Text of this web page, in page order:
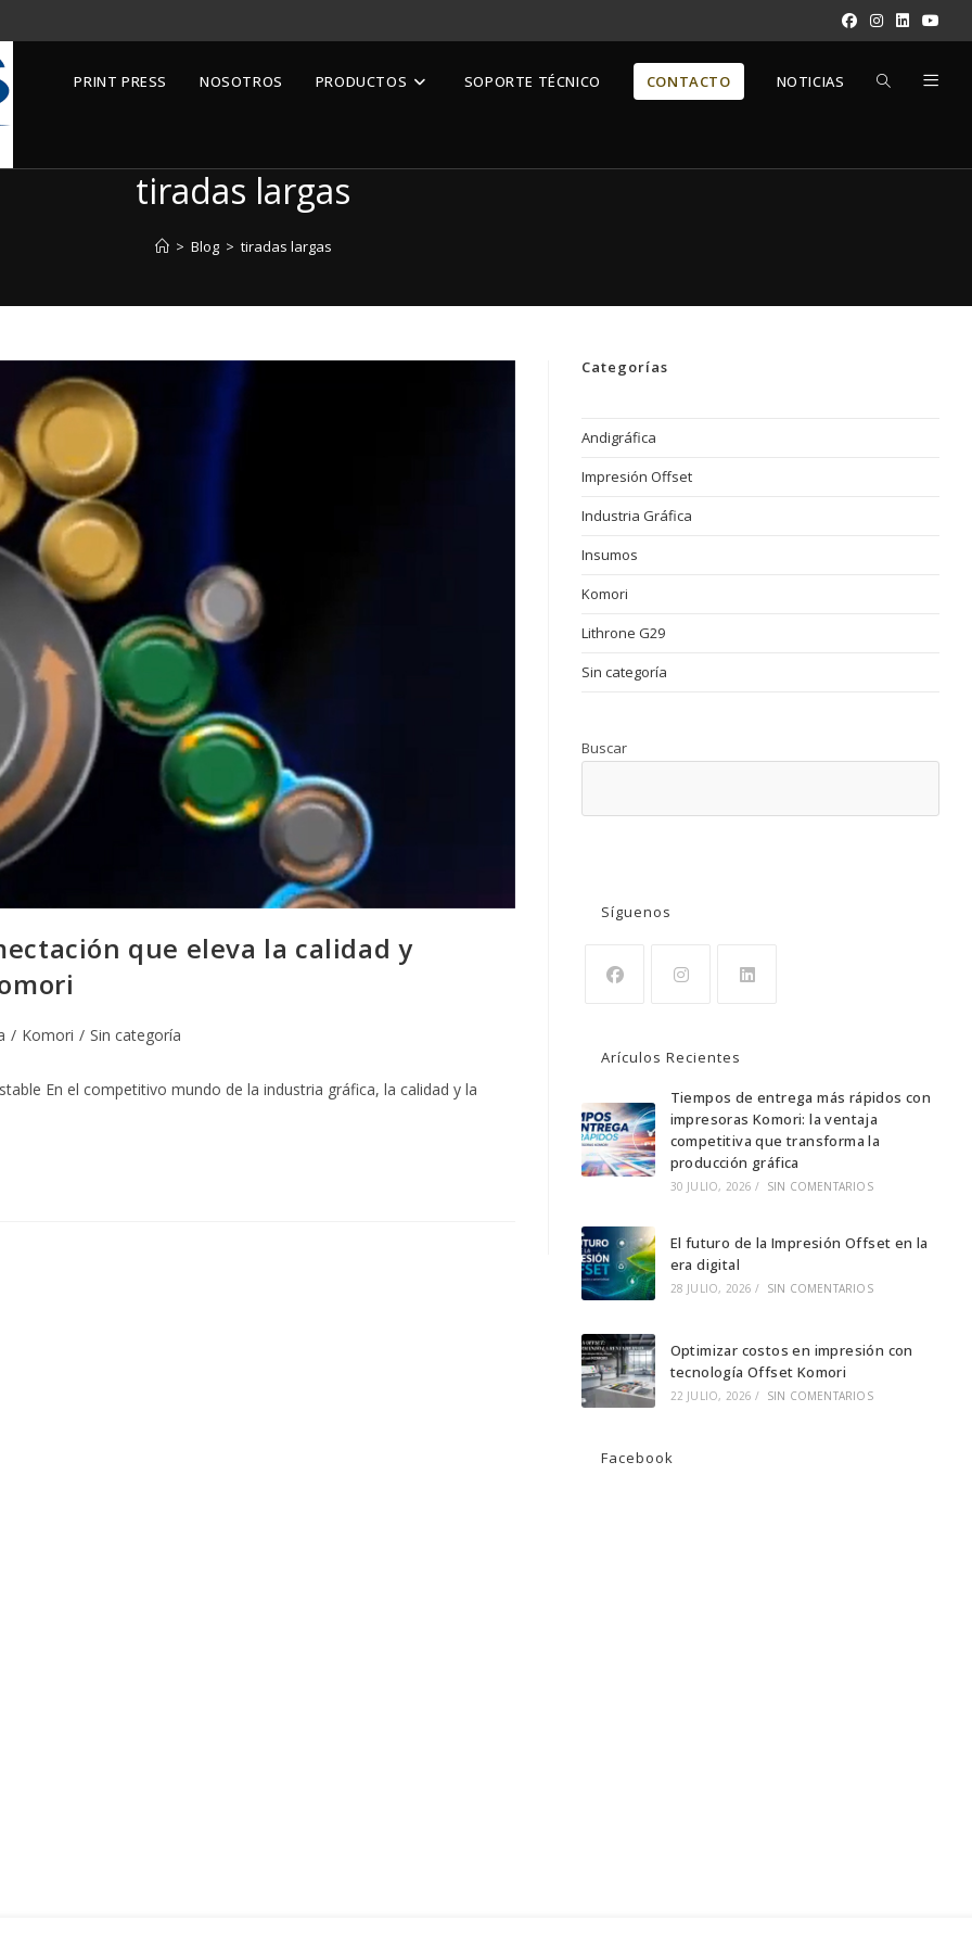
PRINT PRESS NOSOTROS PRODUCTOS SOPORTE TÉCNICO CONTACTO NOTICIAS ALTERNAR
tiradas largas
> Blog > tiradas largas
que eleva la calidad y
/ Komori / Sin categoría
En el competitivo mundo de la industria gráfica, la calidad y la
Categorías
Andigráfica
Impresión Offset
Industria Gráfica
Insumos
Komori
Lithrone G29
Sin categoría
Buscar
Síguenos
una
nueva
pestaña
una
nueva
pestaña
una
nueva
pestaña
Arículos Recientes
Tiempos de entrega más rápidos con
impresoras Komori: la ventaja
competitiva que transforma la
producción gráfica
30 JULIO, 2026 / SIN COMENTARIOS
El futuro de la Impresión Offset en la
era digital
28 JULIO, 2026 / SIN COMENTARIOS
Optimizar costos en impresión con
tecnología Offset Komori
22 JULIO, 2026 / SIN COMENTARIOS
Facebook